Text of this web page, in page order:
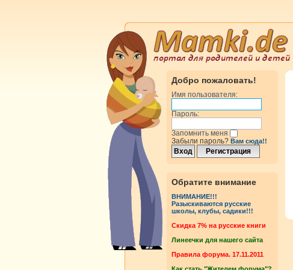
Добро пожаловать!
Имя пользователя:
Пароль:
Запомнить меня
Забыли пароль? Вам сюда!!
Обратите внимание
ВНИМАНИЕ!!!
Разыскиваются русские
школы, клубы, садики!!!
Cкидка 7% на русские книги
Линеечки для нашего сайта
Правила форума. 17.11.2011